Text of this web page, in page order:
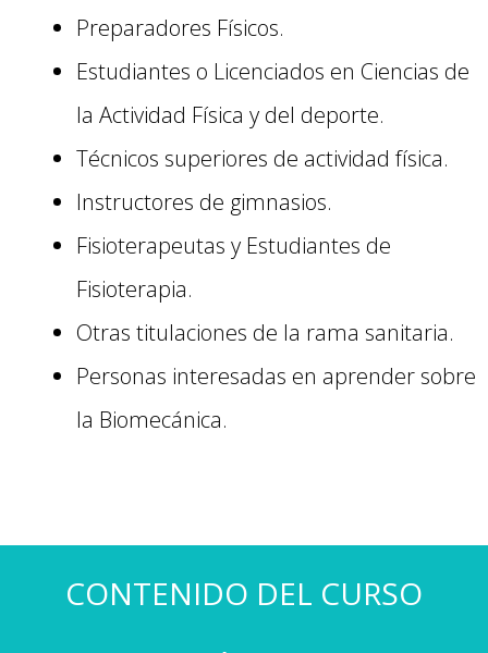
Preparadores Físicos.
Estudiantes o Licenciados en Ciencias de
la Actividad Física y del deporte.
Técnicos superiores de actividad física.
Instructores de gimnasios.
Fisioterapeutas y Estudiantes de
Fisioterapia.
Otras titulaciones de la rama sanitaria.
Personas interesadas en aprender sobre
la Biomecánica.
CONTENIDO DEL CURSO